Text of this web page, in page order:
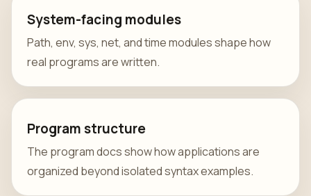
System-facing modules
Path, env, sys, net, and time modules shape how
real programs are written.
Program structure
The program docs show how applications are
organized beyond isolated syntax examples.